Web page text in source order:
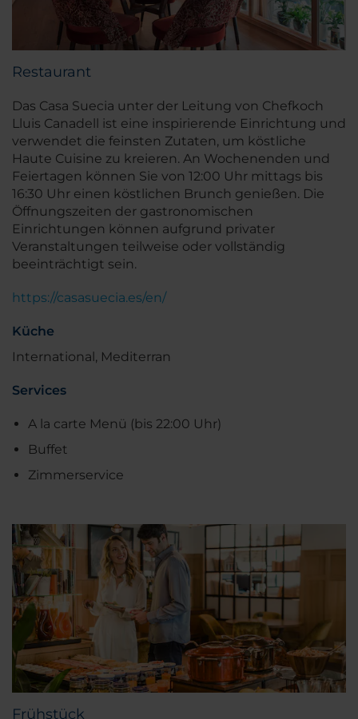
Restaurant
Das Casa Suecia unter der Leitung von Chefkoch
Lluis Canadell ist eine inspirierende Einrichtung und
verwendet die feinsten Zutaten, um köstliche
Haute Cuisine zu kreieren. An Wochenenden und
Feiertagen können Sie von 12:00 Uhr mittags bis
16:30 Uhr einen köstlichen Brunch genießen. Die
Öffnungszeiten der gastronomischen
Einrichtungen können aufgrund privater
Veranstaltungen teilweise oder vollständig
beeinträchtigt sein.
https://casasuecia.es/en/
Küche
International, Mediterran
Services
A la carte Menü (bis 22:00 Uhr)
Buffet
Zimmerservice
Frühstück